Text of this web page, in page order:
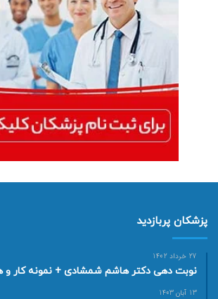
پزشکان پربازدید
27 خرداد 1402
نوبت دهی دکتر هاشم شمشادی + نمونه کار و
13 آبان 1403